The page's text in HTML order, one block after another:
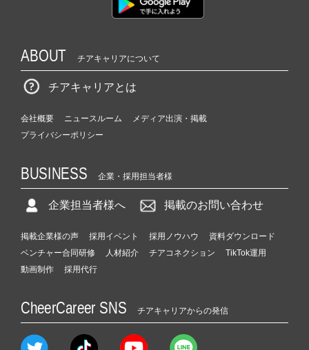
ABOUT チアキャリアについて
チアキャリアとは
会社概要 ニュースルーム
メディア出演・掲載
プライバシーポリシー
BUSINESS 企業・採用担当者様
企業担当者様へ 掲載のお問い合わせ
掲載企業様の声 採用イベント 採用ノウハウ
資料ダウンロード
ベンチャー合同研修
人材紹介 チアコネクション
TikTok運用
動画制作
採用代行
CheerCareer SNS チアキャリアからの発信